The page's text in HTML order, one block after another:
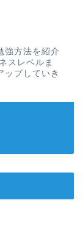
強方法を紹介
スレベルま
ップしていき